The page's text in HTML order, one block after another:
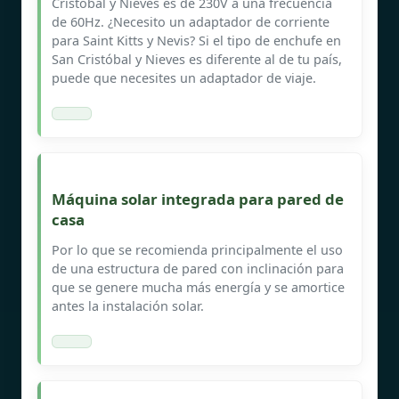
de 60Hz. ¿Necesito un adaptador de corriente
para Saint Kitts y Nevis? Si el tipo de enchufe en
San Cristóbal y Nieves es diferente al de tu país,
puede que necesites un adaptador de viaje.
Máquina solar integrada para pared de
casa
Por lo que se recomienda principalmente el uso
de una estructura de pared con inclinación para
que se genere mucha más energía y se amortice
antes la instalación solar.